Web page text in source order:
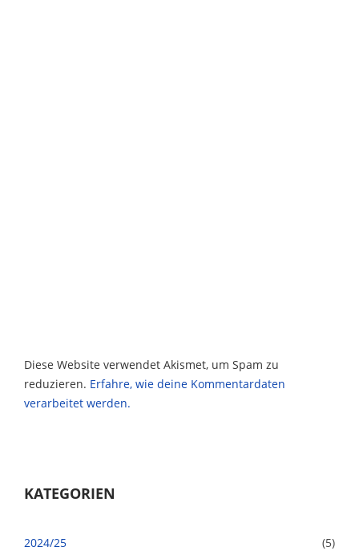
Diese Website verwendet Akismet, um Spam zu
reduzieren. Erfahre, wie deine Kommentardaten
verarbeitet werden.
KATEGORIEN
2024/25 (5)